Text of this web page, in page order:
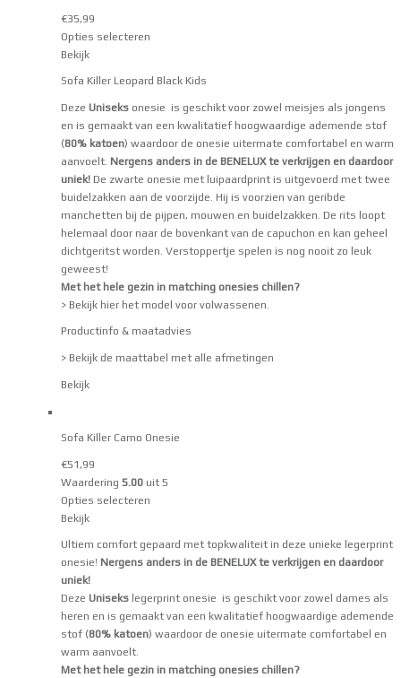
€35,99
Opties selecteren
Bekijk
Sofa Killer Leopard Black Kids
Deze Uniseks onesie is geschikt voor zowel meisjes als jongens
en is gemaakt van een kwalitatief hoogwaardige ademende stof
(80% katoen) waardoor de onesie uitermate comfortabel en warm
aanvoelt. Nergens anders in de BENELUX te verkrijgen en daardoor
uniek! De zwarte onesie met luipaardprint is uitgevoerd met twee
buidelzakken aan de voorzijde. Hij is voorzien van geribde
manchetten bij de pijpen, mouwen en buidelzakken. De rits loopt
helemaal door naar de bovenkant van de capuchon en kan geheel
dichtgeritst worden. Verstoppertje spelen is nog nooit zo leuk
geweest!
Met het hele gezin in matching onesies chillen?
> Bekijk hier het model voor volwassenen.
Productinfo & maatadvies
> Bekijk de maattabel met alle afmetingen
Bekijk
Sofa Killer Camo Onesie
€51,99
Waardering 5.00 uit 5
Opties selecteren
Bekijk
Ultiem comfort gepaard met topkwaliteit in deze unieke legerprint
onesie! Nergens anders in de BENELUX te verkrijgen en daardoor
uniek!
Deze Uniseks legerprint onesie is geschikt voor zowel dames als
heren en is gemaakt van een kwalitatief hoogwaardige ademende
stof (80% katoen) waardoor de onesie uitermate comfortabel en
warm aanvoelt.
Met het hele gezin in matching onesies chillen?